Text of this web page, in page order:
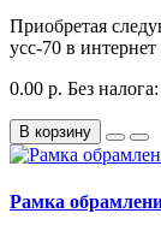
Приобретая
усс-70 в
0.00 р. Без
В корзину
Рамка